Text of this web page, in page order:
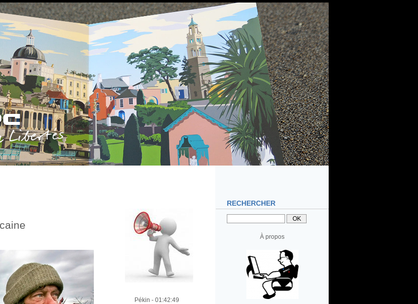
RECHERCHER
À propos
Pékin - 01:42:50